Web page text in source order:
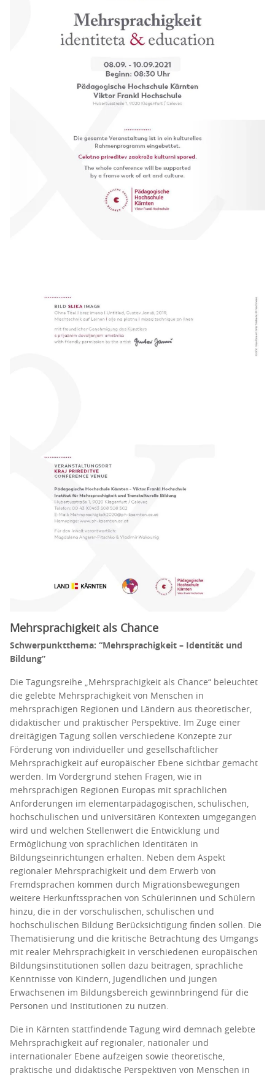
Mehrsprachigkeit als Chance
Schwerpunktthema: “Mehrsprachigkeit – Identität und
Bildung”
Die Tagungsreihe „Mehrsprachigkeit als Chance“ beleuchtet
die gelebte Mehrsprachigkeit von Menschen in
mehrsprachigen Regionen und Ländern aus theoretischer,
didaktischer und praktischer Perspektive. Im Zuge einer
dreitägigen Tagung sollen verschiedene Konzepte zur
Förderung von individueller und gesellschaftlicher
Mehrsprachigkeit auf europäischer Ebene sichtbar gemacht
werden. Im Vordergrund stehen Fragen, wie in
mehrsprachigen Regionen Europas mit sprachlichen
Anforderungen im elementarpädagogischen, schulischen,
hochschulischen und universitären Kontexten umgegangen
wird und welchen Stellenwert die Entwicklung und
Ermöglichung von sprachlichen Identitäten in
Bildungseinrichtungen erhalten. Neben dem Aspekt
regionaler Mehrsprachigkeit und dem Erwerb von
Fremdsprachen kommen durch Migrationsbewegungen
weitere Herkunftssprachen von Schülerinnen und Schülern
hinzu, die in der vorschulischen, schulischen und
hochschulischen Bildung Berücksichtigung finden sollen. Die
Thematisierung und die kritische Betrachtung des Umgangs
mit realer Mehrsprachigkeit in verschiedenen europäischen
Bildungsinstitutionen sollen dazu beitragen, sprachliche
Kenntnisse von Kindern, Jugendlichen und jungen
Erwachsenen im Bildungsbereich gewinnbringend für die
Personen und Institutionen zu nutzen.
Die in Kärnten stattfindende Tagung wird demnach gelebte
Mehrsprachigkeit auf regionaler, nationaler und
internationaler Ebene aufzeigen sowie theoretische,
praktische und didaktische Perspektiven von Menschen in